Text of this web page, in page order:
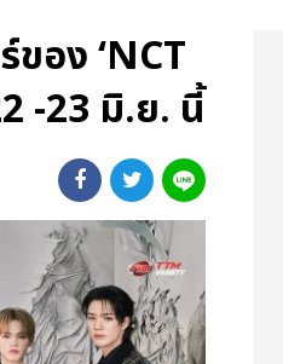
อง ‘NCT
-23 มิ.ย. นี้